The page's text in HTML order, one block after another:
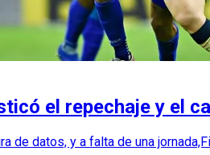
el repechaje y el
de datos, y a falta de una